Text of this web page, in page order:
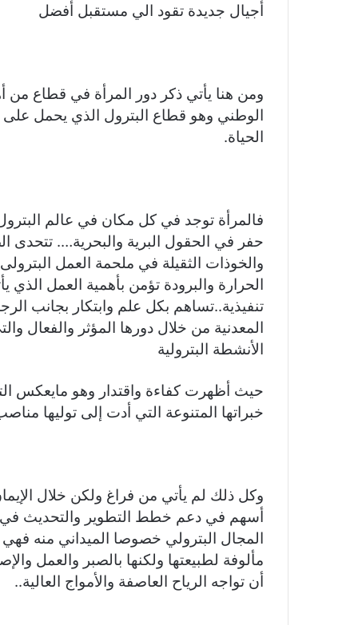
أجيال جديدة تقود الي مستقبل أفضل
ومن هنا يأتي ذكر دور المرأة في قطاع من
الوطني وهو قطاع البترول الذي يحمل على
الحياة.
فالمرأة توجد في كل مكان في عالم
حفر في الحقول البرية والبحرية…. تتحدى
والخوذات الثقيلة في ملحمة العمل
الحرارة والبرودة تؤمن بأهمية العمل الذي
تنفيذية..تساهم بكل علم وابتكار بجانب
المعدنية من خلال دورها المؤثر والفعال
الأنشطة البترولية
حيث أظهرت كفاءة واقتدار وهو مايعكس
خبراتها المتنوعة التي أدت إلى توليها
وكل ذلك لم يأتي من فراغ ولكن خلال
أسهم في دعم خطط التطوير والتحديث في
المجال البترولي خصوصا الميداني منه
مألوفة لطبيعتها ولكنها بالصبر والعمل
أن تواجه الرياح العاصفة والأمواج العالية..